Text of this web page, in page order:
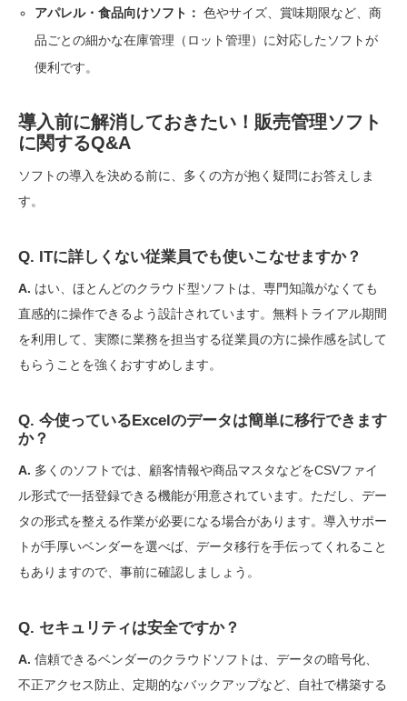
アパレル・食品向けソフト： 色やサイズ、賞味期限など、商
品ごとの細かな在庫管理（ロット管理）に対応したソフトが
便利です。
導入前に解消しておきたい！販売管理ソフト
に関するQ&A
ソフトの導入を決める前に、多くの方が抱く疑問にお答えしま
す。
Q. ITに詳しくない従業員でも使いこなせますか？
A. はい、ほとんどのクラウド型ソフトは、専門知識がなくても
直感的に操作できるよう設計されています。無料トライアル期間
を利用して、実際に業務を担当する従業員の方に操作感を試して
もらうことを強くおすすめします。
Q. 今使っているExcelのデータは簡単に移行できます
か？
A. 多くのソフトでは、顧客情報や商品マスタなどをCSVファイ
ル形式で一括登録できる機能が用意されています。ただし、デー
タの形式を整える作業が必要になる場合があります。導入サポー
トが手厚いベンダーを選べば、データ移行を手伝ってくれること
もありますので、事前に確認しましょう。
Q. セキュリティは安全ですか？
A. 信頼できるベンダーのクラウドソフトは、データの暗号化、
不正アクセス防止、定期的なバックアップなど、自社で構築する